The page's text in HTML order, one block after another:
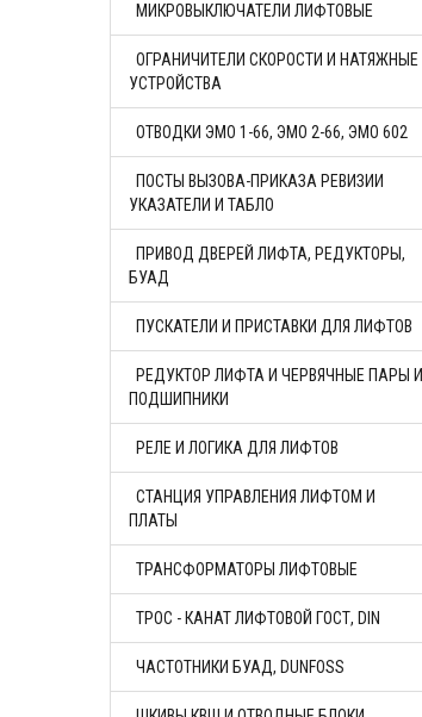
МИКРОВЫКЛЮЧАТЕЛИ ЛИФТОВЫЕ
ОГРАНИЧИТЕЛИ СКОРОСТИ И НАТЯЖНЫЕ
УСТРОЙСТВА
ОТВОДКИ ЭМО 1-66, ЭМО 2-66, ЭМО 602
ПОСТЫ ВЫЗОВА-ПРИКАЗА РЕВИЗИИ
УКАЗАТЕЛИ И ТАБЛО
ПРИВОД ДВЕРЕЙ ЛИФТА, РЕДУКТОРЫ,
БУАД
ПУСКАТЕЛИ И ПРИСТАВКИ ДЛЯ ЛИФТОВ
РЕДУКТОР ЛИФТА И ЧЕРВЯЧНЫЕ ПАРЫ И
ПОДШИПНИКИ
РЕЛЕ И ЛОГИКА ДЛЯ ЛИФТОВ
СТАНЦИЯ УПРАВЛЕНИЯ ЛИФТОМ И
ПЛАТЫ
ТРАНСФОРМАТОРЫ ЛИФТОВЫЕ
ТРОС - КАНАТ ЛИФТОВОЙ ГОСТ, DIN
ЧАСТОТНИКИ БУАД, DUNFOSS